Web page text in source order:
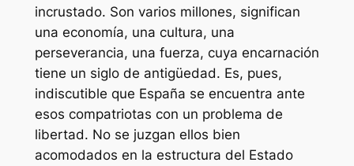
incrustado. Son varios millones, significan
una economía, una cultura, una
perseverancia, una fuerza, cuya encarnación
tiene un siglo de antigüedad. Es, pues,
indiscutible que España se encuentra ante
esos compatriotas con un problema de
libertad. No se juzgan ellos bien
acomodados en la estructura del Estado